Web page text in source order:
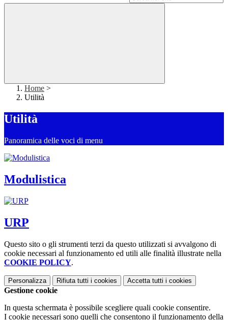
Home >
Utilità
Utilità
Panoramica delle voci di menu
Modulistica
URP
Questo sito o gli strumenti terzi da questo utilizzati si avvalgono di
cookie necessari al funzionamento ed utili alle finalità illustrate nella
COOKIE POLICY.
Personalizza Rifiuta tutti i cookies Accetta tutti i cookies
Gestione cookie
In questa schermata è possibile scegliere quali cookie consentire.
I cookie necessari sono quelli che consentono il funzionamento della